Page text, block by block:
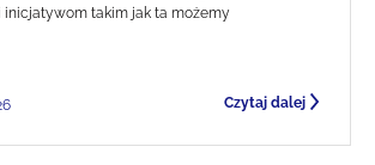
inicjatywom takim jak ta możemy
Czytaj dalej